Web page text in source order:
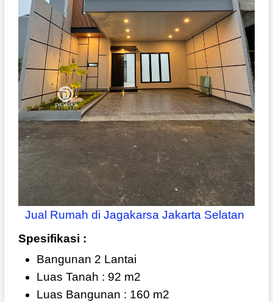
Jual Rumah di Jagakarsa Jakarta Selatan
Spesifikasi :
Bangunan 2 Lantai
Luas Tanah : 92 m2
Luas Bangunan : 160 m2